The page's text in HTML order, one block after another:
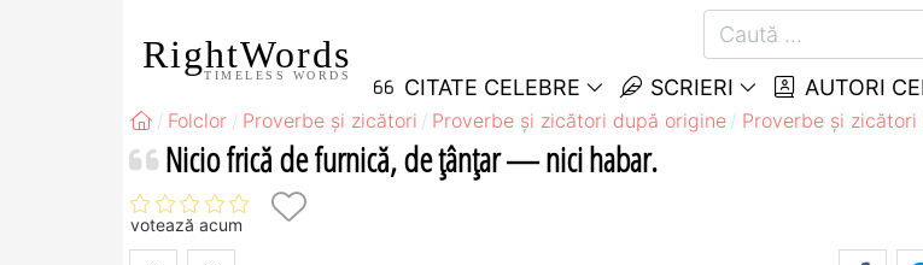
RightWords
TIMELESS WORDS CITATE CELEBRE SCRIERI AUTORI
Folclor Proverbe și zicători Proverbe și zicători după origine Proverbe și zicători
Nicio frică de furnică, de ţânţar — nici habar.
votează acum